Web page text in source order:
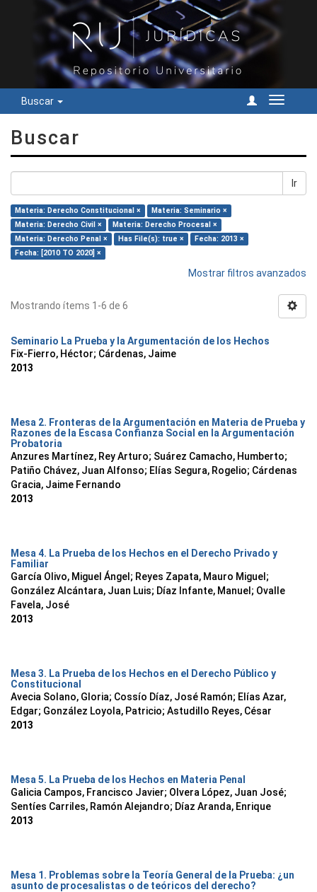
Buscar
Cambiar
Buscar
Ir
Materia: Derecho Constitucional ×
Materia: Seminario ×
Materia: Derecho Civil ×
Materia: Derecho Procesal ×
Materia: Derecho Penal ×
Has File(s): true ×
Fecha: 2013 ×
Fecha: [2010 TO 2020] ×
Mostrar filtros avanzados
Mostrando ítems 1-6 de 6
Seminario La Prueba y la Argumentación de los Hechos
Fix-Fierro, Héctor; Cárdenas, Jaime
2013
Mesa 2. Fronteras de la Argumentación en Materia de Prueba y
Razones de la Escasa Confianza Social en la Argumentación
Probatoria
Anzures Martínez, Rey Arturo; Suárez Camacho, Humberto;
Patiño Chávez, Juan Alfonso; Elías Segura, Rogelio; Cárdenas
Gracia, Jaime Fernando
2013
Mesa 4. La Prueba de los Hechos en el Derecho Privado y
Familiar
García Olivo, Miguel Ángel ; Reyes Zapata, Mauro Miguel ;
González Alcántara, Juan Luis; Díaz Infante, Manuel ; Ovalle
Favela, José
2013
Mesa 3. La Prueba de los Hechos en el Derecho Público y
Constitucional
Avecia Solano, Gloria; Cossío Díaz, José Ramón; Elías Azar,
Edgar; González Loyola, Patricio; Astudillo Reyes, César
2013
Mesa 5. La Prueba de los Hechos en Materia Penal
Galicia Campos, Francisco Javier; Olvera López, Juan José;
Sentíes Carriles, Ramón Alejandro; Díaz Aranda, Enrique
2013
Mesa 1. Problemas sobre la Teoría General de la Prueba: ¿un
asunto de procesalistas o de teóricos del derecho?